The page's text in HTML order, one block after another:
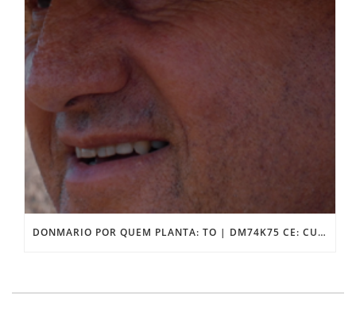
DONMARIO POR QUEM PLANTA: TO | DM74K75 CE: CULTIVAR DE ALTA PERFORMANCE PARA O CERRADO